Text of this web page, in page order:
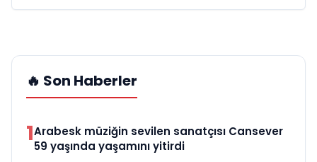
🔥 Son Haberler
1Arabesk müziğin sevilen sanatçısı Cansever
59 yaşında yaşamını yitirdi